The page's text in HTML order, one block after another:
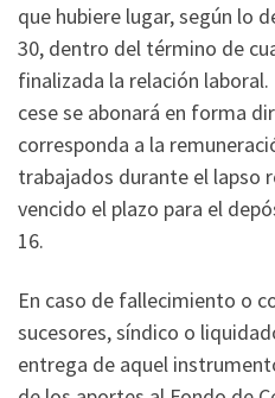
que hubiere lugar, según lo
30, dentro del término de
finalizada la relación
cese se abonará en forma
corresponda a la
trabajados durante el lapso
vencido el plazo para el
16.
En caso de fallecimiento o
sucesores, síndico o
entrega de aquel